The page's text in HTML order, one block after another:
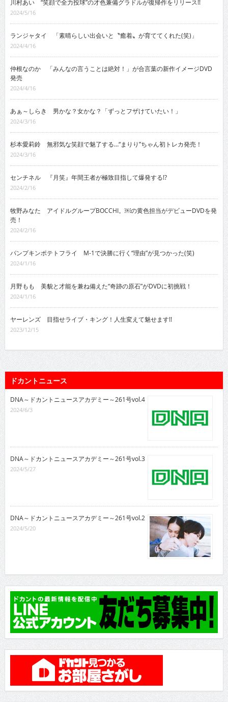
川村あい “笑顔で全力投球”の才色兼備グラドルが復帰作をリリース!!
2024/5/16
ランジャタイ 「素晴らしい出会いと〝癒着〟が育ててくれた(笑)」
2024/4/16
仲根なのか 「みんなの言うことは絶対！」が合言葉の新作イメージDVD
発売
2024/4/16
あぁ～しらき 男かな？女かな？「ずっとフザけていたい！」
2024/3/16
杉本愛莉鈴 無邪気な笑顔で魅了する…“まりり”ちゃん初トレカ発売！
2024/3/16
センチネル 『月笑』年間王者が極致目指して爆発する!?
2024/2/16
牧野みなた アイドルグループBOCCHI。￼の黄色担当がデビューDVDを発
売！
2024/2/16
パンプキンポテトフライ M-1で決勝に行く“理由”が見つかった(笑)
2024/1/16
月野もも 美貌と才能を兼ね備えた“奇跡の原石”がDVDに初挑戦！
2024/1/16
ヤーレンズ 目指せライブ・キング！人生変えて魅せます!!
2023/12/15
ドカントニュース
DNA～ドカントニュースアカデミー～261号vol.4
2024/6/3
DNA～ドカントニュースアカデミー～261号vol.3
2024/5/27
DNA～ドカントニュースアカデミー～261号vol.2
2024/5/20